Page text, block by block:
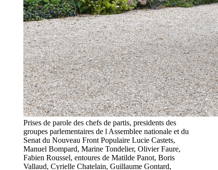
Prises de parole des chefs de partis, presidents des
groupes parlementaires de l Assemblee nationale et du
Senat du Nouveau Front Populaire Lucie Castets,
Manuel Bompard, Marine Tondelier, Olivier Faure,
Fabien Roussel, entoures de Matilde Panot, Boris
Vallaud, Cyrielle Chatelain, Guillaume Gontard,